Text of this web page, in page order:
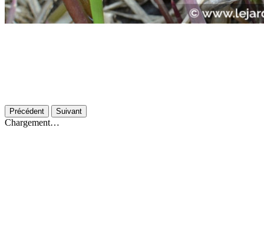
Précédent Suivant
Chargement…